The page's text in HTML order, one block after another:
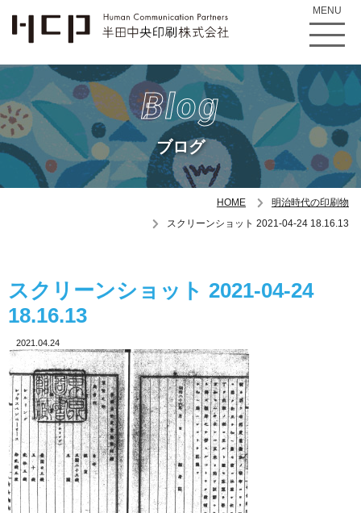
MENU
Blog
ブログ
HOME
明治時代の印刷物
スクリーンショット 2021-04-24 18.16.13
スクリーンショット 2021-04-24
18.16.13
2021.04.24